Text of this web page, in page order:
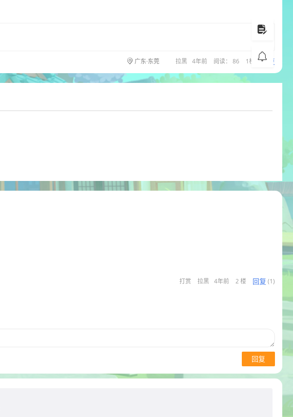
广东·东莞 拉黑 4年前 阅读： 86 1楼 回复
打赏 拉黑 4年前 2 楼 回复 (1)
回复